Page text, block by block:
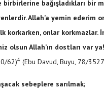
birbirlerine bağışladıkları bir
Allah’a yemin ederim
korkarken, onlar
olsun Allah’ın dostları var
62)4 (Ebu Davud, Buyu, 78/
sebeplere sarılmak;